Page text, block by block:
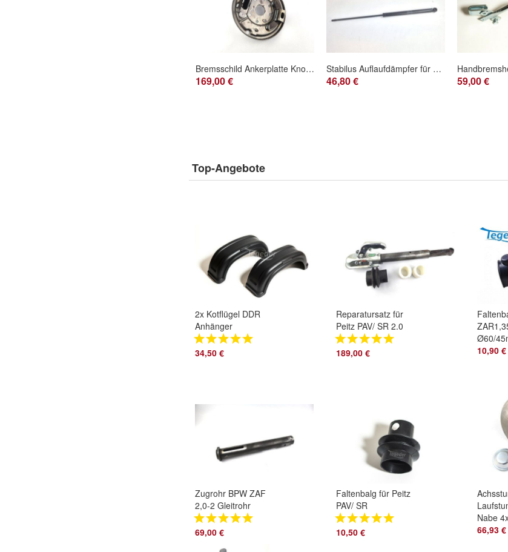
Bremsschild Ankerplatte Knott 200x50 geschraubt 20-2425 schraubbar
169,00 €
Stabilus Auflaufdämpfer für Schlegl SFV 25 Anhänger 2500Kg
46,80 € 59,00 €
Top-Angebote
2x Kotflügel DDR
Anhänger
Schutzblech
Kunststoff HP350
34,50 €
Reparatursatz für
Peitz PAV/ SR 2.0
Schubstangengruppe
Auflaufeinrichtung
189,00 €
Ø60/
10,90 €
Zugrohr BPW ZAF
2,0-2 Gleitrohr
Schubstange
Anhänger
69,00 €
Faltenbalg für Peitz
PAV/ SR
Auflaufeinrichtung
55/70mm 2Falten
10,50 €
Nabe
66,93 €